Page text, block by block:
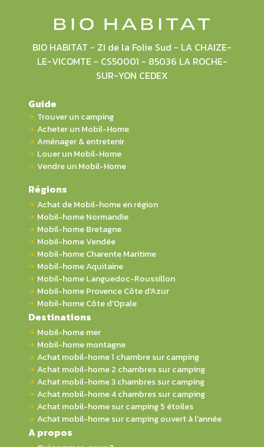
BIO HABITAT - ZI de la Folie Sud - LA CHAIZE-
LE-VICOMTE - CS50001 - 85036 LA ROCHE-
SUR-YON CEDEX
Guide
Trouver un camping
Acheter un Mobil-Home
Aménager & entretenir
Louer un Mobil-Home
Vendre un Mobil-Home
Régions
Achat de Mobil-home en région
Mobil-home Normandie
Mobil-home Bretagne
Mobil-home Vendée
Mobil-home Charente Maritime
Mobil-home Aquitaine
Mobil-home Languedoc-Roussillon
Mobil-home Provence Côte d'Azur
Mobil-home Côte d'Opale
Destinations
Mobil-home mer
Mobil-home montagne
Achat mobil-home 1 chambre sur camping
Achat mobil-home 2 chambres sur camping
Achat mobil-home 3 chambres sur camping
Achat mobil-home 4 chambres sur camping
Achat mobil-home sur camping 5 étoiles
Achat mobil-home sur camping ouvert à l'année
A propos